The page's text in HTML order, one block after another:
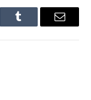
Tumblr Email